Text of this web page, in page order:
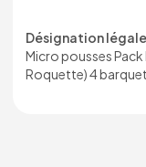
Désignation
Micro pousses
Roquette) 4